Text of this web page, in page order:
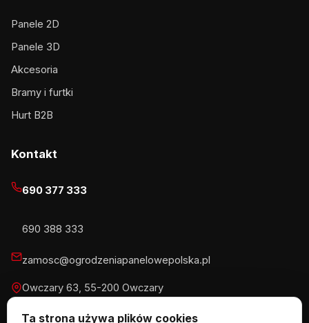
Ta strona używa plików cookies
Panele 2D
Panele 3D
Akcesoria
Bramy i furtki
Hurt B2B
Kontakt
690 377 333
690 388 333
zamosc@ogrodzeniapanelowepolska.pl
Owczary 63, 55-200 Owczary
Pn-Pt 8-16, Sb 8-13:30